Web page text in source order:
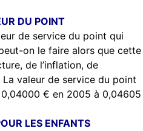
DU POINT
de service du point qui
on le faire alors que cette
de l’inflation, de
La valeur de service du point
0,04000 € en 2005 à 0,04605
LES ENFANTS